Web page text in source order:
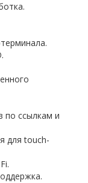
по ссылкам и
для touch-